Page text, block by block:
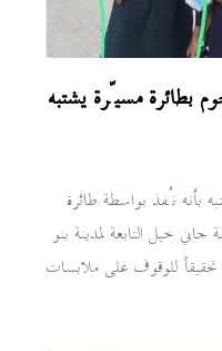
مسيّرة يشتبه
نُفذ بواسطة طائرة
خيل التابعة لمدينة بنو
تحقيقاً للوقوف على ملابسات